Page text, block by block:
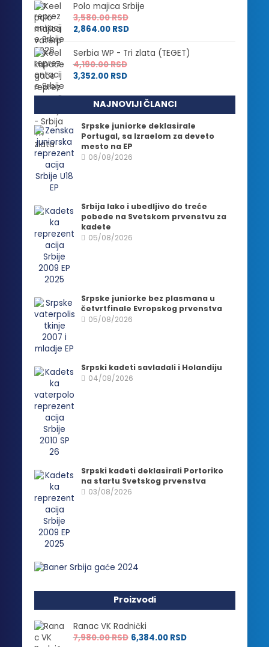
Polo majica Srbije
3,580.00RSD
2,864.00 RSD
Serbia WP - Tri zlata (TEGET)
4,190.00RSD
3,352.00 RSD
NAJNOVIJI ČLANCI
Srpske juniorke deklasirale
Portugal, sa Izraelom za deveto
mesto na EP
06/08/2026
Srbija lako i ubedljivo do treće
pobede na Svetskom prvenstvu za
kadete
05/08/2026
Srpske juniorke bez plasmana u
četvrtfinale Evropskog prvenstva
05/08/2026
Srpski kadeti savladali i Holandiju
04/08/2026
Srpski kadeti deklasirali Portoriko
na startu Svetskog prvenstva
03/08/2026
Proizvodi
Ranac VK Radnički
7,980.00RSD 6,384.00 RSD